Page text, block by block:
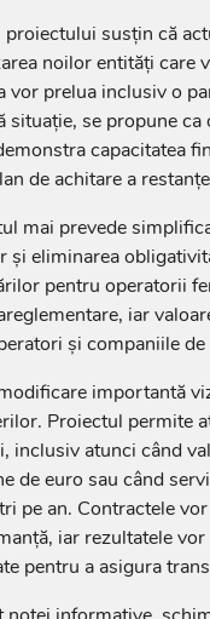
susțin că
noilor entități care
vor prelua inclusiv o
situație, se propune
capacitatea
de achitare a
mai prevede
și eliminarea
pentru operatorii
iar
și companiile de
importantă
Proiectul permite
inclusiv atunci când
de euro sau când
pe an. Contractele
iar rezultatele
pentru a asigura